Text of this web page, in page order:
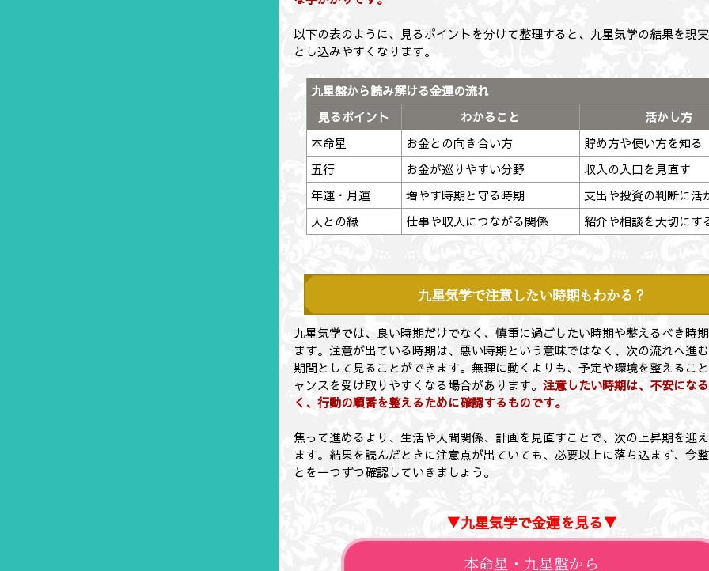
以下の表のように、見るポイントを分けて整理すると、九星気学の結果を現
とし込みやすくなります。
九星盤から読み解ける金運の流れ
見るポイント
わかること
活かし方
本命星
お金との向き合い方
貯め方や使い方を知る
五行
お金が巡りやすい分野
収入の入口を見直す
年運・月運
増やす時期と守る時期
支出や投資の判断に活
人との縁
仕事や収入につながる関係 紹介や相談を大切にす
九星気学で注意したい時期もわかる？
九星気学では、良い時期だけでなく、慎重に過ごしたい時期や整えるべき時
ます。注意が出ている時期は、悪い時期という意味ではなく、次の流れへ進
期間として見ることができます。無理に動くよりも、予定や環境を整えるこ
ャンスを受け取りやすくなる場合があります。注意したい時期は、不安にな
く、行動の順番を整えるために確認するものです。
焦って進めるより、生活や人間関係、計画を見直すことで、次の上昇期を迎
ます。結果を読んだときに注意点が出ていても、必要以上に落ち込まず、今
とを一つずつ確認していきましょう。
▼九星気学で金運を見る▼
本命星・九星盤から